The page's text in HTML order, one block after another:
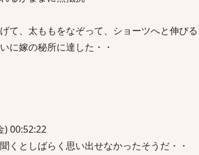
て、太ももをなぞって、ショーツへと伸び
に嫁の秘所に達した・・
) 00:52:22
くとしばらく思い出せなかったそうだ・・